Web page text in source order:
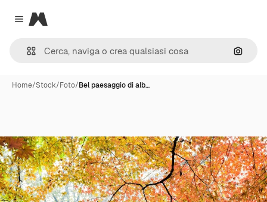
Close menu
Magnific
Cerca
Home/Stock/Foto/Bel paesaggio di alb…